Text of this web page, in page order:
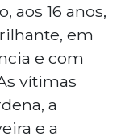
aos 16 anos,
em
e com
vítimas
a
e a